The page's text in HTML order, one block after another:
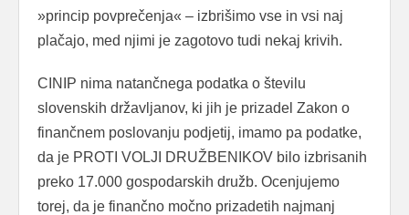
»princip povprečenja« – izbrišimo vse in vsi naj
plačajo, med njimi je zagotovo tudi nekaj krivih.
CINIP nima natančnega podatka o številu
slovenskih državljanov, ki jih je prizadel Zakon o
finančnem poslovanju podjetij, imamo pa podatke,
da je PROTI VOLJI DRUŽBENIKOV bilo izbrisanih
preko 17.000 gospodarskih družb. Ocenjujemo
torej, da je finančno močno prizadetih najmanj